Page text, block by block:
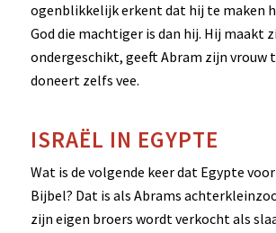
ogenblikkelijk erkent dat hij te maken
God die machtiger is dan hij. Hij maakt
ondergeschikt, geeft Abram zijn vrouw
doneert zelfs vee.
ISRAËL IN EGYPTE
Wat is de volgende keer dat Egypte
Bijbel? Dat is als Abrams
zijn eigen broers wordt verkocht als